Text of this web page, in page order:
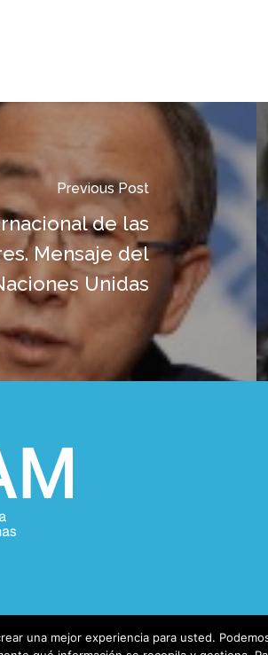
Previous Post
de las
Mensaje del
Unidas
una mejor experiencia para usted.